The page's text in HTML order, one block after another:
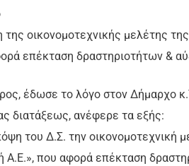
της οικονομοτεχνικής μελέτης
επέκταση δραστηριοτήτων &
έδωσε το λόγο στον Δήμαρχο
διατάξεως, ανέφερε τα εξής:
του Δ.Σ. την οικονομοτεχνική
Α.Ε.», που αφορά επέκταση